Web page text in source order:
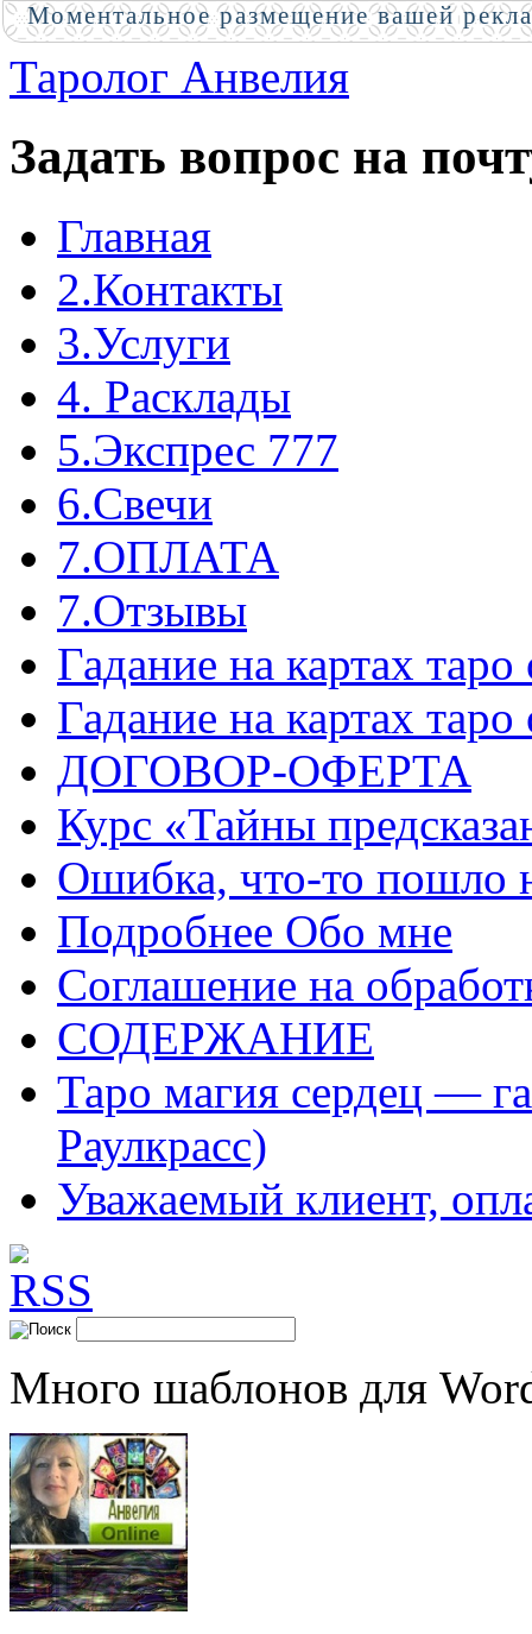
Таролог Анвелия
Задать вопрос на
Главная
2.Контакты
3.Услуги
4. Расклады
5.Экспрес 777
6.Свечи
7.ОПЛАТА
7.Отзывы
Гадание на картах
Гадание на картах
ДОГОВОР-ОФЕРТА
Курс «Тайны
Ошибка, что-то пошло
Подробнее Обо мне
Соглашение на
СОДЕРЖАНИЕ
Таро магия сердец —
Раулкрасс)
Уважаемый клиент,
Много шаблонов для
Моментальное размещение вашей